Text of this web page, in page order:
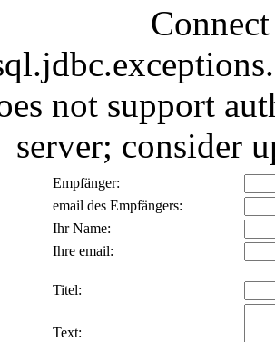
not support
server; consider
Empfänger:
email des Empfängers:
Ihr Name:
Ihre email:
Titel:
Text: